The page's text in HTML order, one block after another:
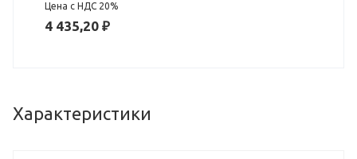
Цена с НДС 20%
4 435,20 ₽
Характеристики